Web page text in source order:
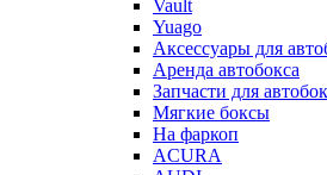
Vault
Yuago
Аксессуары для
Аренда автобокса
Запчасти для
Мягкие боксы
На фаркоп
ACURA